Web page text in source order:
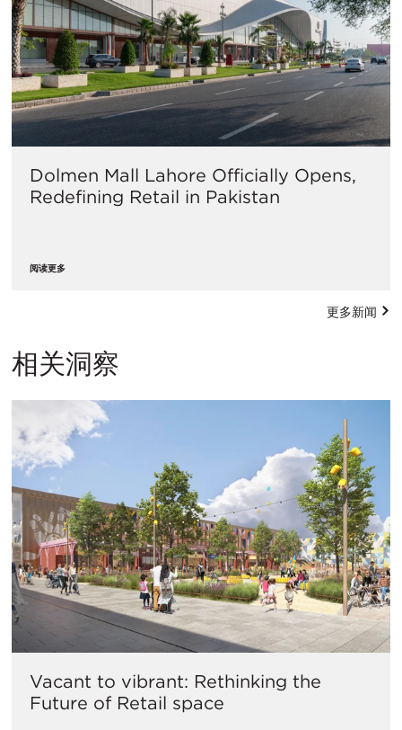
Dolmen Mall Lahore Officially Opens,
Redefining Retail in Pakistan
阅读更多
更多新闻
相关洞察
Vacant to vibrant: Rethinking the
Future of Retail space